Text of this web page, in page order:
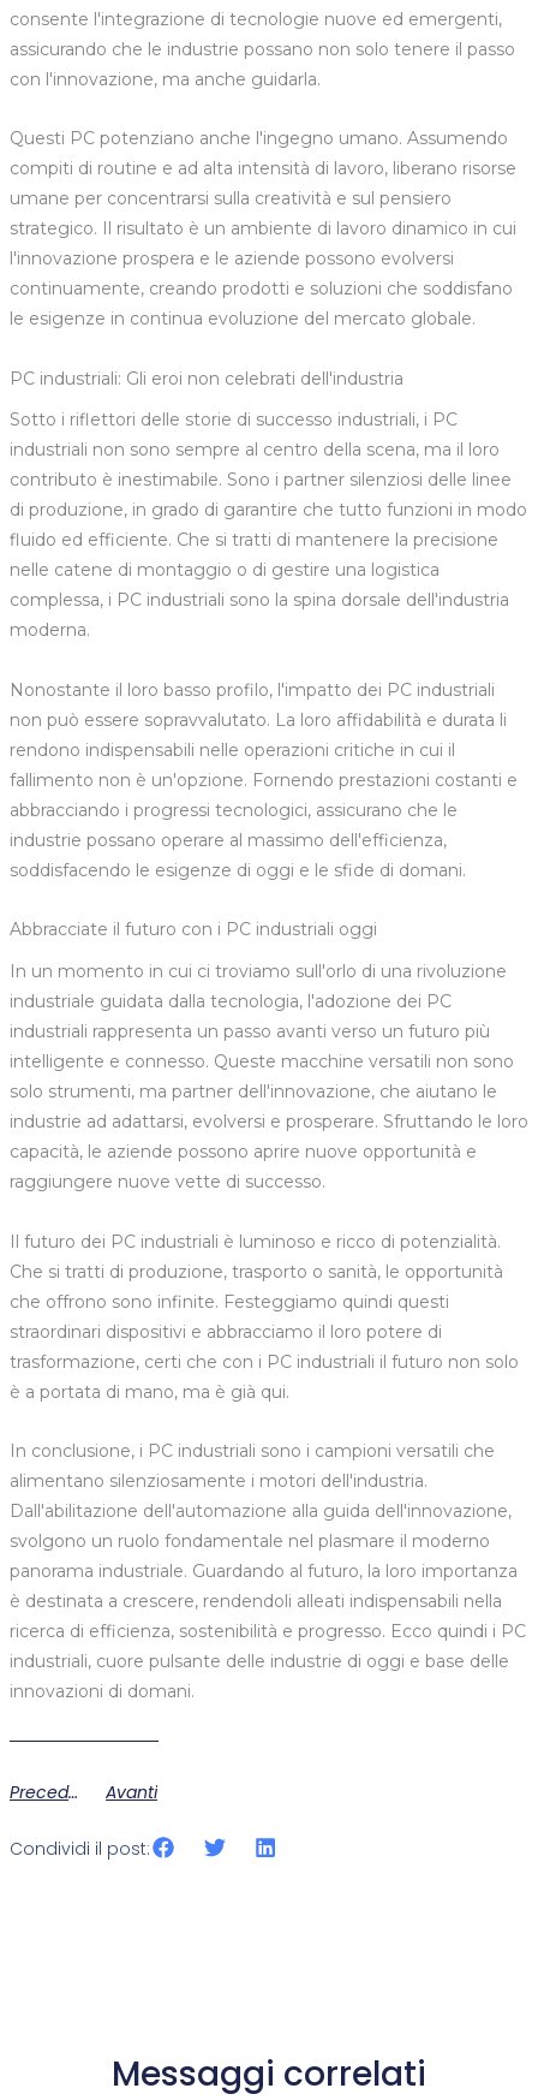
consente l'integrazione di tecnologie nuove ed emergenti,
assicurando che le industrie possano non solo tenere il passo
con l'innovazione, ma anche guidarla.
Questi PC potenziano anche l'ingegno umano. Assumendo
compiti di routine e ad alta intensità di lavoro, liberano risorse
umane per concentrarsi sulla creatività e sul pensiero
strategico. Il risultato è un ambiente di lavoro dinamico in cui
l'innovazione prospera e le aziende possono evolversi
continuamente, creando prodotti e soluzioni che soddisfano
le esigenze in continua evoluzione del mercato globale.
PC industriali: Gli eroi non celebrati dell'industria
Sotto i riflettori delle storie di successo industriali, i PC
industriali non sono sempre al centro della scena, ma il loro
contributo è inestimabile. Sono i partner silenziosi delle linee
di produzione, in grado di garantire che tutto funzioni in modo
fluido ed efficiente. Che si tratti di mantenere la precisione
nelle catene di montaggio o di gestire una logistica
complessa, i PC industriali sono la spina dorsale dell'industria
moderna.
Nonostante il loro basso profilo, l'impatto dei PC industriali
non può essere sopravvalutato. La loro affidabilità e durata li
rendono indispensabili nelle operazioni critiche in cui il
fallimento non è un'opzione. Fornendo prestazioni costanti e
abbracciando i progressi tecnologici, assicurano che le
industrie possano operare al massimo dell'efficienza,
soddisfacendo le esigenze di oggi e le sfide di domani.
Abbracciate il futuro con i PC industriali oggi
In un momento in cui ci troviamo sull'orlo di una rivoluzione
industriale guidata dalla tecnologia, l'adozione dei PC
industriali rappresenta un passo avanti verso un futuro più
intelligente e connesso. Queste macchine versatili non sono
solo strumenti, ma partner dell'innovazione, che aiutano le
industrie ad adattarsi, evolversi e prosperare. Sfruttando le loro
capacità, le aziende possono aprire nuove opportunità e
raggiungere nuove vette di successo.
Il futuro dei PC industriali è luminoso e ricco di potenzialità.
Che si tratti di produzione, trasporto o sanità, le opportunità
che offrono sono infinite. Festeggiamo quindi questi
straordinari dispositivi e abbracciamo il loro potere di
trasformazione, certi che con i PC industriali il futuro non solo
è a portata di mano, ma è già qui.
In conclusione, i PC industriali sono i campioni versatili che
alimentano silenziosamente i motori dell'industria.
Dall'abilitazione dell'automazione alla guida dell'innovazione,
svolgono un ruolo fondamentale nel plasmare il moderno
panorama industriale. Guardando al futuro, la loro importanza
è destinata a crescere, rendendoli alleati indispensabili nella
ricerca di efficienza, sostenibilità e progresso. Ecco quindi i PC
industriali, cuore pulsante delle industrie di oggi e base delle
innovazioni di domani.
Precedente Avanti
Condividi il post:
Messaggi correlati